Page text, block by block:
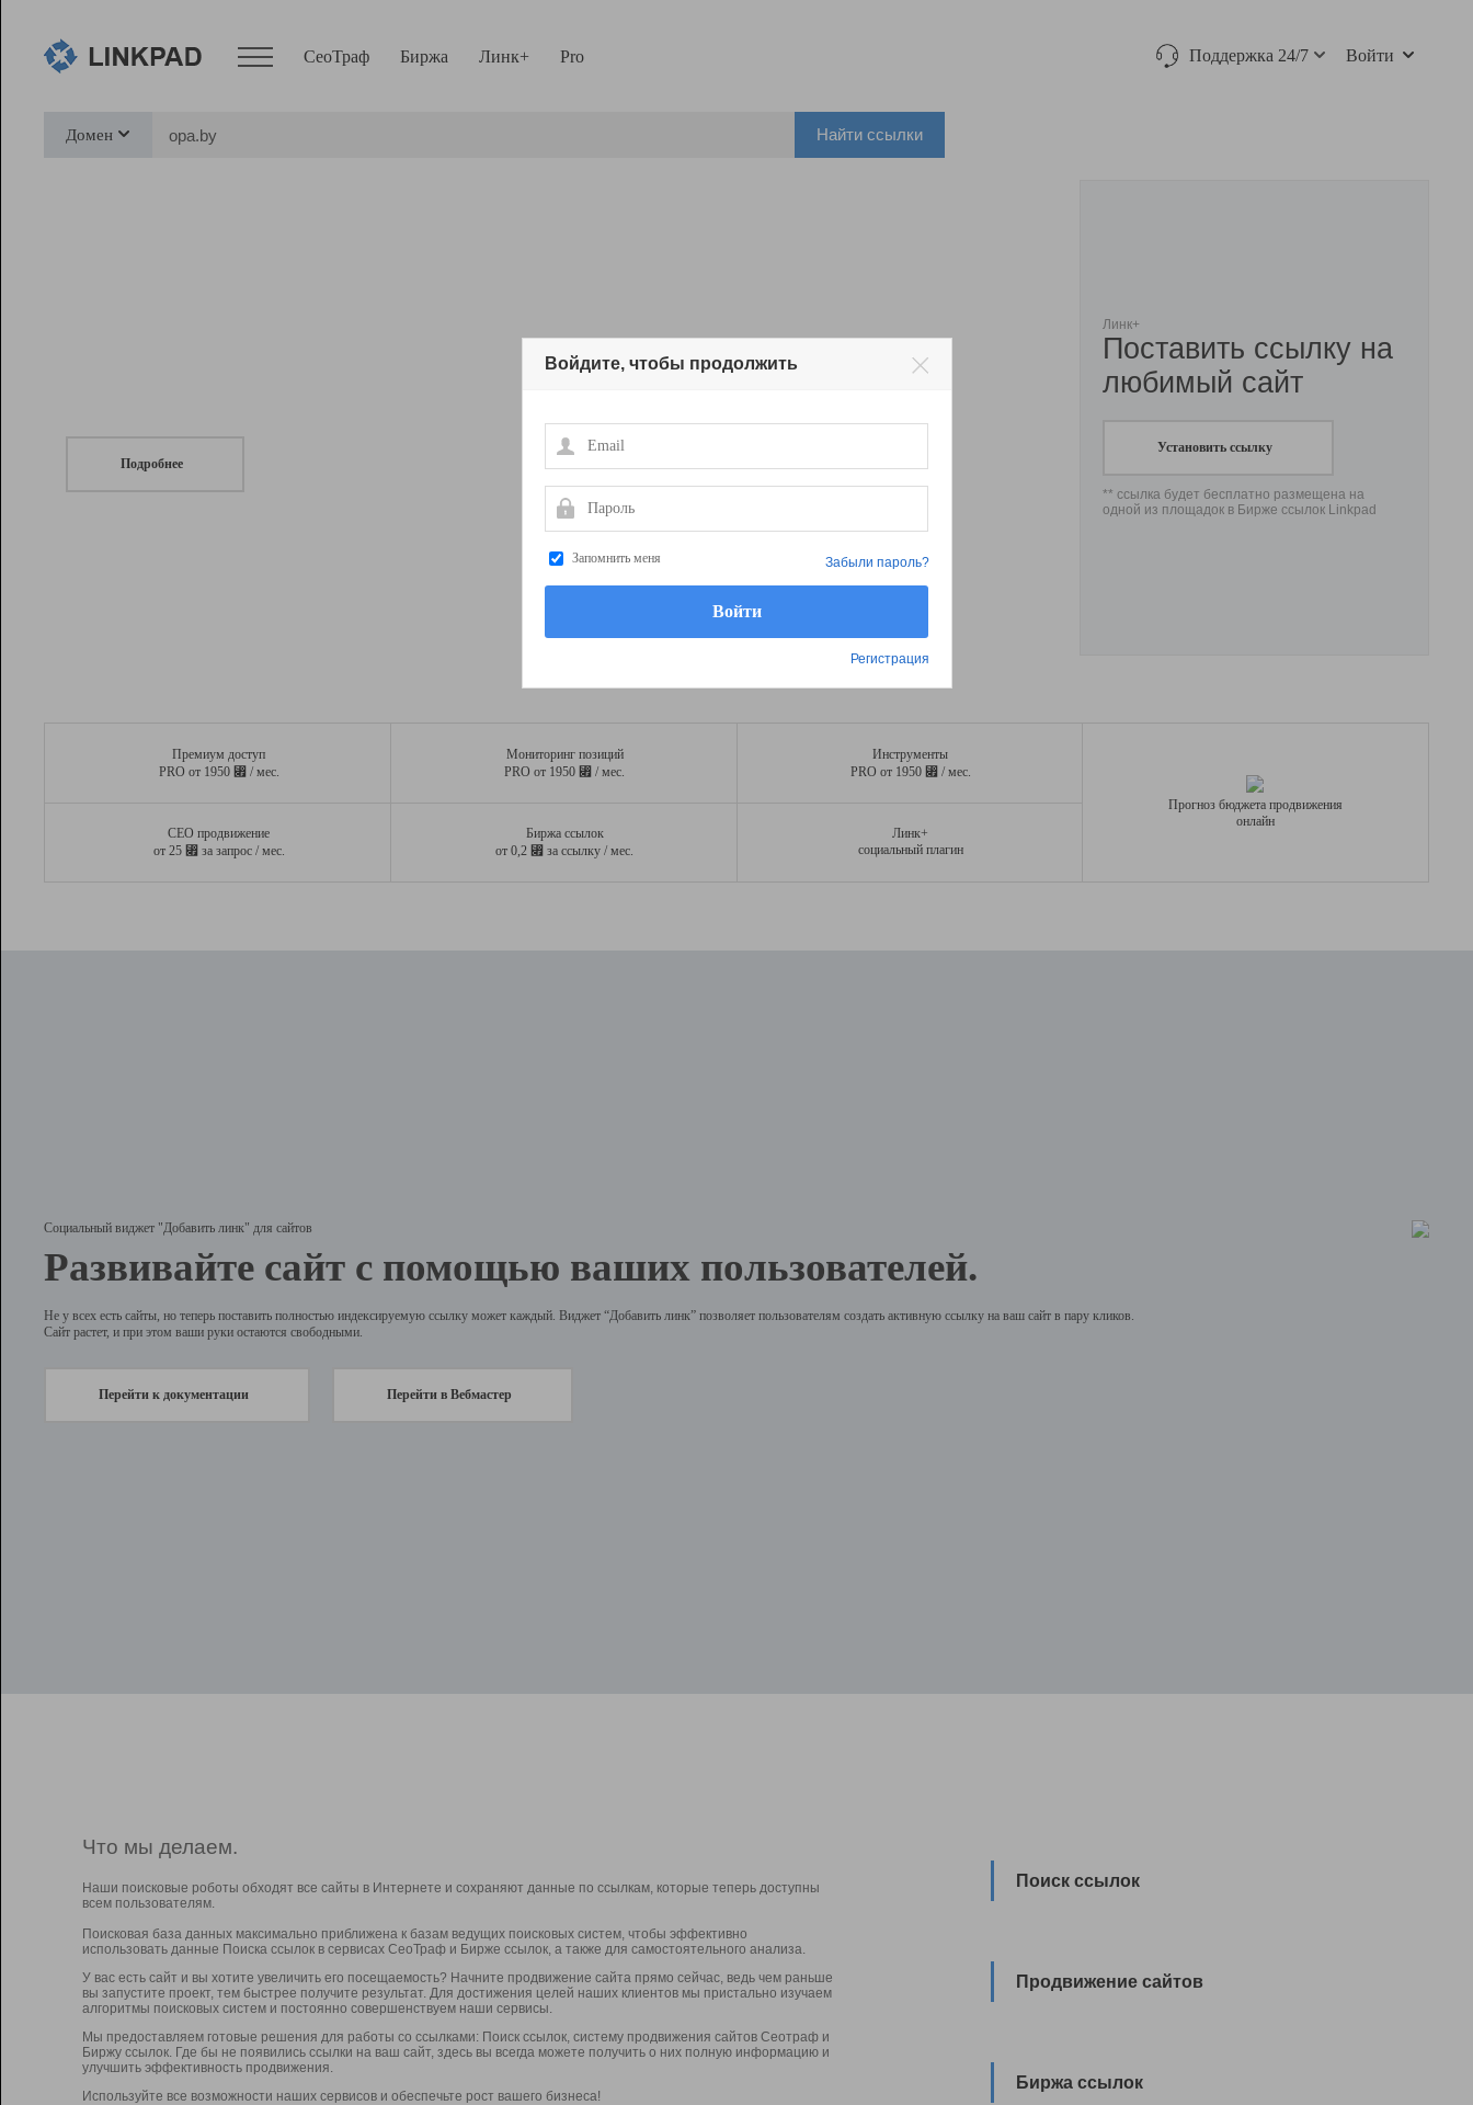
СеоТраф Биржа Линк+ Pro Поддержка 24/7 Войти
Домен Найти ссылки
Подробнее
Линк+
Поставить ссылку на
любимый сайт
Установить ссылку
** ссылка будет бесплатно размещена на
одной из площадок в Бирже ссылок Linkpad
Премиум доступ
PRO от 1950 ⃏ / мес.
Мониторинг позиций
PRO от 1950 ⃏ / мес.
Инструменты
PRO от 1950 ⃏ / мес.
СЕО продвижение
от 25 ⃏ за запрос / мес.
Биржа ссылок
от 0,2 ⃏ за ссылку / мес.
Линк+
социальный плагин
Прогноз бюджета продвижения
онлайн
Социальный виджет "Добавить линк" для сайтов
Развивайте сайт с помощью ваших пользователей.
Не у всех есть сайты, но теперь поставить полностью индексируемую ссылку может каждый. Виджет “Добавить линк” позволяет пользователям создать активную ссылку на ваш сайт в пару кликов.
Сайт растет, и при этом ваши руки остаются свободными.
Перейти к документации Перейти в Вебмастер
Что мы делаем.
Наши поисковые роботы обходят все сайты в Интернете и сохраняют данные по ссылкам, которые теперь доступны
всем пользователям.
Поисковая база данных максимально приближена к базам ведущих поисковых систем, чтобы эффективно
использовать данные Поиска ссылок в сервисах СеоТраф и Бирже ссылок, а также для самостоятельного анализа.
У вас есть сайт и вы хотите увеличить его посещаемость? Начните продвижение сайта прямо сейчас, ведь чем раньше
вы запустите проект, тем быстрее получите результат. Для достижения целей наших клиентов мы пристально изучаем
алгоритмы поисковых систем и постоянно совершенствуем наши сервисы.
Мы предоставляем готовые решения для работы со ссылками: Поиск ссылок, систему продвижения сайтов Сеотраф и
Биржу ссылок. Где бы не появились ссылки на ваш сайт, здесь вы всегда можете получить о них полную информацию и
улучшить эффективность продвижения.
Используйте все возможности наших сервисов и обеспечьте рост вашего бизнеса!
Поиск ссылок
Продвижение сайтов
Биржа ссылок
Войдите, чтобы продолжить
Email
Пароль
Запомнить меня
Регистрация
Забыли пароль?